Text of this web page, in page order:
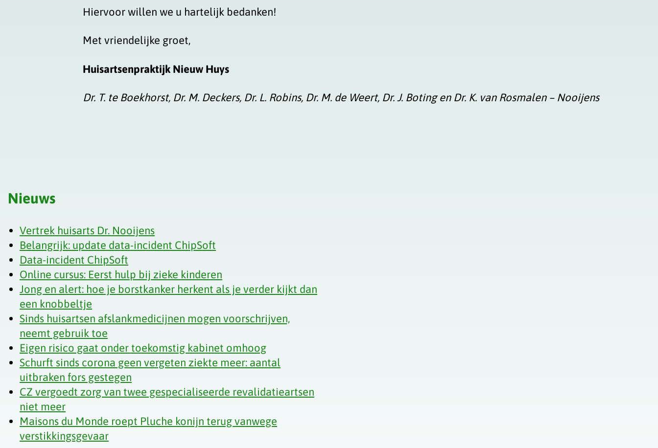
Hiervoor willen we u hartelijk bedanken!
Met vriendelijke groet,
Huisartsenpraktijk Nieuw Huys
Dr. T. te Boekhorst, Dr. M. Deckers, Dr. L. Robins, Dr. M. de Weert, Dr. J. Boting en Dr. K. van Rosmalen – Nooijens
Nieuws
Vertrek huisarts Dr. Nooijens
Belangrijk: update data-incident ChipSoft
Data-incident ChipSoft
Online cursus: Eerst hulp bij zieke kinderen
Jong en alert: hoe je borstkanker herkent als je verder kijkt dan
een knobbeltje
Sinds huisartsen afslankmedicijnen mogen voorschrijven,
neemt gebruik toe
Eigen risico gaat onder toekomstig kabinet omhoog
Schurft sinds corona geen vergeten ziekte meer: aantal
uitbraken fors gestegen
CZ vergoedt zorg van twee gespecialiseerde revalidatieartsen
niet meer
Maisons du Monde roept Pluche konijn terug vanwege
verstikkingsgevaar